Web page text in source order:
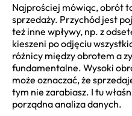
Najprościej mówiąc, obrót
sprzedaży. Przychód jest
też inne wpływy, np. z
kieszeni po odjęciu
różnicy między obrotem a
fundamentalne. Wysoki
może oznaczać, że
tym nie zarabiasz. I tu
porządna analiza danych.